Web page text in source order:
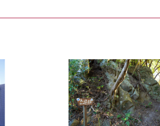
馬転坂（うまころびざか）